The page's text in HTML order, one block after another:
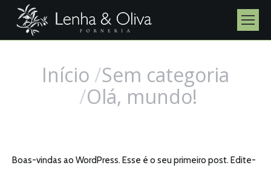
Você está aqui:
Início Sem categoria
Olá, mundo!
Boas-vindas ao WordPress. Esse é o seu primeiro post. Edite-